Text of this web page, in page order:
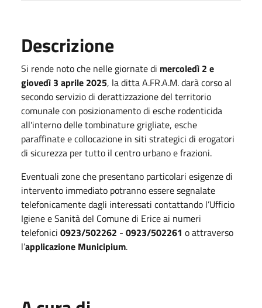
Descrizione
Si rende noto che nelle giornate di mercoledì 2 e
giovedì 3 aprile 2025, la ditta A.FR.A.M. darà corso al
secondo servizio di derattizzazione del territorio
comunale con posizionamento di esche rodenticida
all'interno delle tombinature grigliate, esche
paraffinate e collocazione in siti strategici di erogatori
di sicurezza per tutto il centro urbano e frazioni.
Eventuali zone che presentano particolari esigenze di
intervento immediato potranno essere segnalate
telefonicamente dagli interessati contattando l’Ufficio
Igiene e Sanità del Comune di Erice ai numeri
telefonici 0923/502262 - 0923/502261 o attraverso
l’applicazione Municipium.